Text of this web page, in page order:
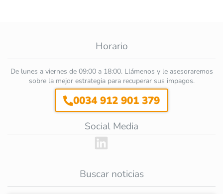
Horario
De lunes a viernes de 09:00 a 18:00. Llámenos y le asesoraremos
sobre la mejor estrategia para recuperar sus impagos.
0034 912 901 379
Social Media
Buscar noticias